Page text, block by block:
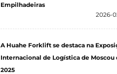
Empilhadeiras
2026-
A Huahe Forklift se destaca na
Internacional de Logística de Moscou
2025